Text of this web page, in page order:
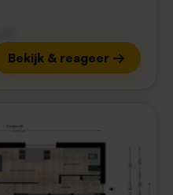
Bekijk & reageer →